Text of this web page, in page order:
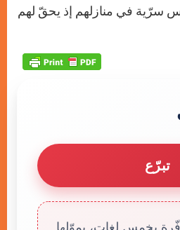
سرّية في منازلهم إذ يحقّ لهم
تبرّع
بخمس لغات، يموّلها